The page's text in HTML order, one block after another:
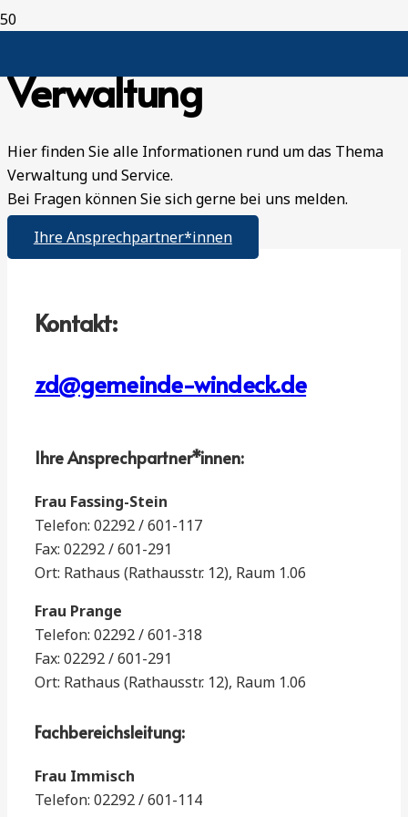
Verwaltung
Hier finden Sie alle Informationen rund um das Thema
Verwaltung und Service.
Bei Fragen können Sie sich gerne bei uns melden.
Ihre Ansprechpartner*innen
Kontakt:
zd@gemeinde-windeck.de
Ihre Ansprechpartner*innen:
Frau Fassing-Stein
Telefon: 02292 / 601-117
Fax: 02292 / 601-291
Ort: Rathaus (Rathausstr. 12), Raum 1.06
Frau Prange
Telefon: 02292 / 601-318
Fax: 02292 / 601-291
Ort: Rathaus (Rathausstr. 12), Raum 1.06
Fachbereichsleitung:
Frau Immisch
Telefon: 02292 / 601-114